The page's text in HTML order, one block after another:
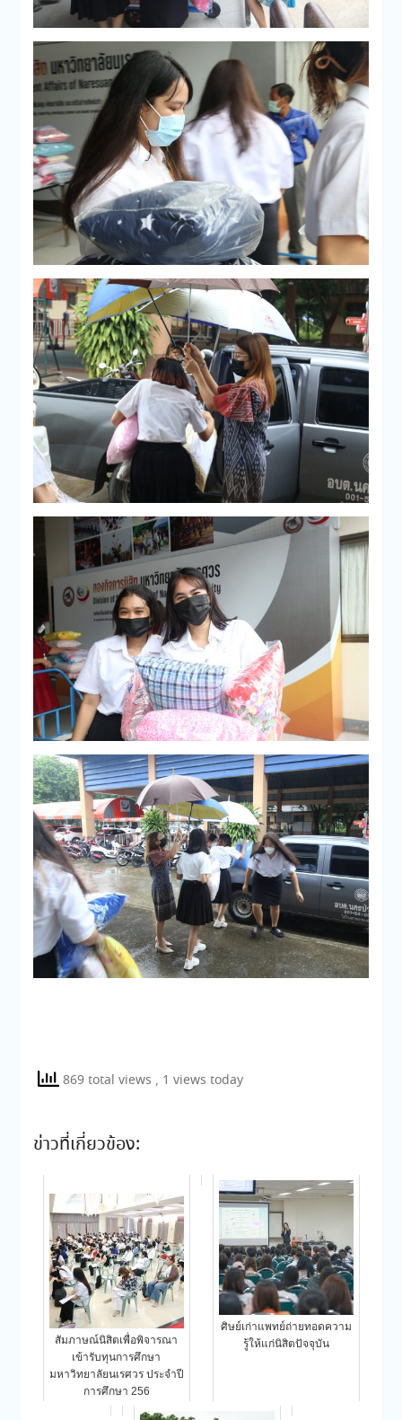
869 total views , 1 views today
ข่าวที่เกี่ยวข้อง:
สัมภาษณ์นิสิตเพื่อพิจารณา
เข้ารับทุนการศึกษา
มหาวิทยาลัยนเรศวร ประจำปี
การศึกษา 256
ศิษย์เก่าแพทย์ถ่ายทอดความ
รู้ให้แก่นิสิตปัจจุบัน